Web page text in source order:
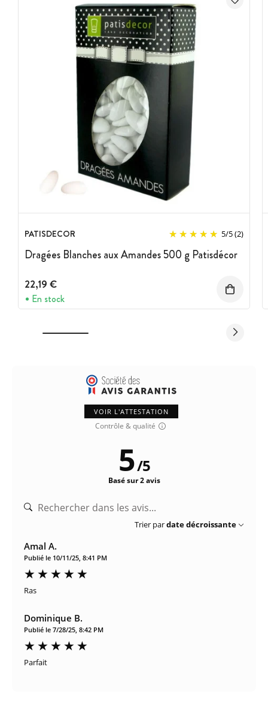
PATISDECOR 5/5(2)
Dragées Blanches aux Amandes 500 g Patisdécor
22,19 €
En stock
VOIR L'ATTESTATION
Contrôle & qualité
5/5
Basé sur 2 avis
Trier pardate décroissante
Amal A.
Publié le 10/11/25, 8:41 PM
Ras
Dominique B.
Publié le 7/28/25, 8:42 PM
Parfait